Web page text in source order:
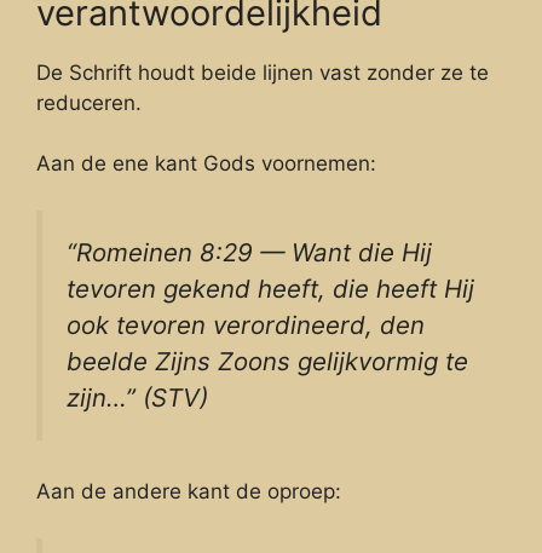
verantwoordelijkheid
De Schrift houdt beide lijnen vast zonder ze te
reduceren.
Aan de ene kant Gods voornemen:
“Romeinen 8:29 — Want die Hij
tevoren gekend heeft, die heeft Hij
ook tevoren verordineerd, den
beelde Zijns Zoons gelijkvormig te
zijn…” (STV)
Aan de andere kant de oproep: